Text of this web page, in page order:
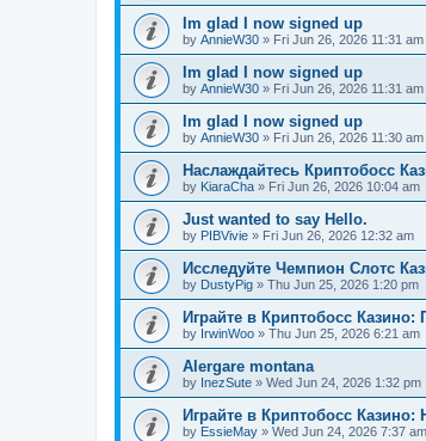
Im glad I now signed up
by AnnieW30 » Fri Jun 26, 2026 11:31 am
Im glad I now signed up
by AnnieW30 » Fri Jun 26, 2026 11:31 am
Im glad I now signed up
by AnnieW30 » Fri Jun 26, 2026 11:30 am
Наслаждайтесь Криптобосс
by KiaraCha » Fri Jun 26, 2026 10:04 am
Just wanted to say Hello.
by PIBVivie » Fri Jun 26, 2026 12:32 am
Исследуйте Чемпион Слотс
by DustyPig » Thu Jun 25, 2026 1:20 pm
Играйте в Криптобосс
by IrwinWoo » Thu Jun 25, 2026 6:21 am
Alergare montana
by InezSute » Wed Jun 24, 2026 1:32 pm
Играйте в Криптобосс
by EssieMay » Wed Jun 24, 2026 7:37 am